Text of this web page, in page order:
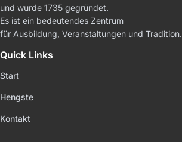
und wurde 1735 gegründet.
Es ist ein bedeutendes Zentrum
für Ausbildung, Veranstaltungen und Tradition.
Quick Links
Start
Hengste
Kontakt